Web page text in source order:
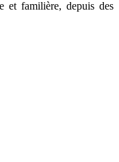
et familière, depuis des